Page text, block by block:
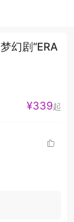
幻剧“ERA
¥339起